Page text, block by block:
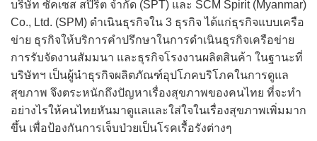
บริษัท ซัคเซส สปิริต จำกัด (SPT) และ SCM Spirit (Myanmar)
Co., Ltd. (SPM) ดำเนินธุรกิจใน 3 ธุรกิจ ได้แก่ธุรกิจแบบเครือ
ข่าย ธุรกิจให้บริการคำปรึกษาในการดำเนินธุรกิจเครือข่าย
การรับจัดงานสัมมนา และธุรกิจโรงงานผลิตสินค้า ในฐานะที่
บริษัทฯ เป็นผู้นำธุรกิจผลิตภัณฑ์อุปโภคบริโภคในการดูแล
สุขภาพ จึงตระหนักถึงปัญหาเรื่องสุขภาพของคนไทย ที่จะทำ
อย่างไรให้คนไทยหันมาดูแลและใส่ใจในเรื่องสุขภาพเพิ่มมาก
ขึ้น เพื่อป้องกันการเจ็บป่วยเป็นโรคเรื้อรังต่างๆ